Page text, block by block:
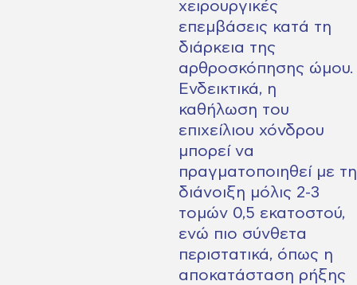
χειρουργικές
επεμβάσεις κατά τη
διάρκεια της
αρθροσκόπησης ώμου.
Ενδεικτικά, η
καθήλωση του
επιχείλιου χόνδρου
μπορεί να
πραγματοποιηθεί με τη
διάνοιξη μόλις 2-3
τομών 0,5 εκατοστού,
ενώ πιο σύνθετα
περιστατικά, όπως η
αποκατάσταση ρήξης